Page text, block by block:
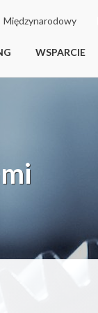
Międzynarodowy
WSPARCIE